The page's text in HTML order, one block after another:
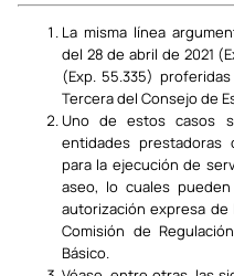
La misma línea
del 28 de abril de 2021
(Exp. 55.335)
Tercera del Consejo de
Uno de estos casos
entidades prestadoras
para la ejecución de
aseo, lo cuales
autorización expresa de
Comisión de
Básico.